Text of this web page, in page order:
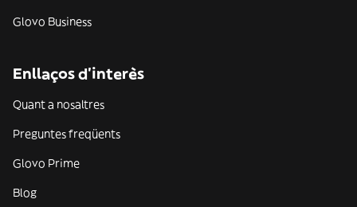
Glovo Business
Enllaços d'interès
Quant a nosaltres
Preguntes freqüents
Glovo Prime
Blog